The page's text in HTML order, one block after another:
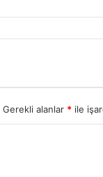
Gerekli alanlar * ile